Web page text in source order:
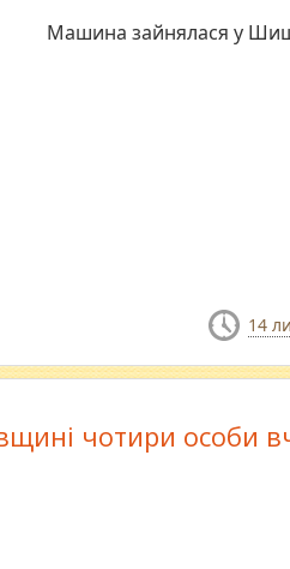
Машина зайнялася у
14
чотири особи